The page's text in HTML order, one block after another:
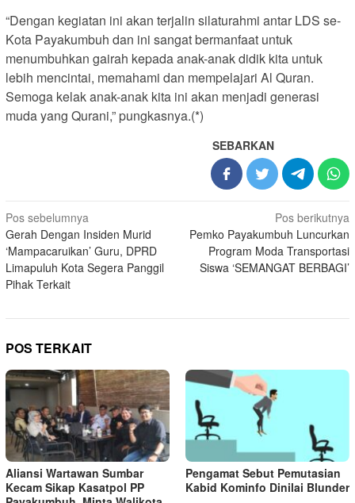
“Dengan kegiatan ini akan terjalin silaturahmi antar LDS se-
Kota Payakumbuh dan ini sangat bermanfaat untuk
menumbuhkan gairah kepada anak-anak didik kita untuk
lebih mencintai, memahami dan mempelajari Al Quran.
Semoga kelak anak-anak kita ini akan menjadi generasi
muda yang Qurani,” pungkasnya.(*)
SEBARKAN
Navigasi
pos
Pos sebelumnya
Gerah Dengan Insiden Murid
‘Mampacaruikan’ Guru, DPRD
Limapuluh Kota Segera Panggil
Pihak Terkait
Pos berikutnya
Pemko Payakumbuh Luncurkan
Program Moda Transportasi
Siswa ‘SEMANGAT BERBAGI’
POS TERKAIT
Aliansi Wartawan Sumbar
Kecam Sikap Kasatpol PP
Pengamat Sebut Pemutasian
Kabid Kominfo Dinilai Blunder